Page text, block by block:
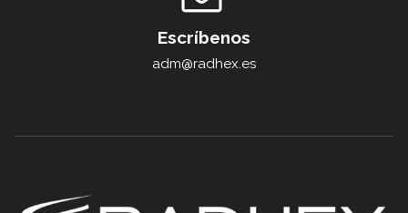
Escríbenos
adm@radhex.es